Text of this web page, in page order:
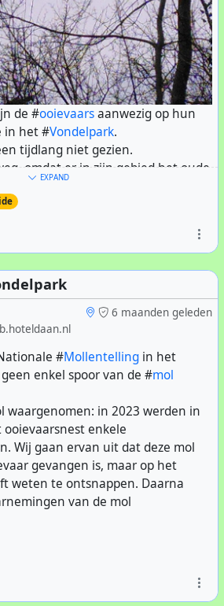
middenin een #voedselbos
neergezet die vruchten
makkelijk binnen kunnen komen
wilgentakken die op de
werd gemaakt door
de #ooievaarsaanwezig op hun
in het #Vondelpark.
tijdlang niet gezien.
omdat er in zijn gebied het oude
EXPAND
6 maanden geleden
#Mollentelling in het
geen enkel spoor van de #mol
waargenomen: in 2023 werden in
enkele
Wij gaan ervan uit dat deze mol
gevangen is, maar op het
weten te ontsnappen. Daarna
van de mol